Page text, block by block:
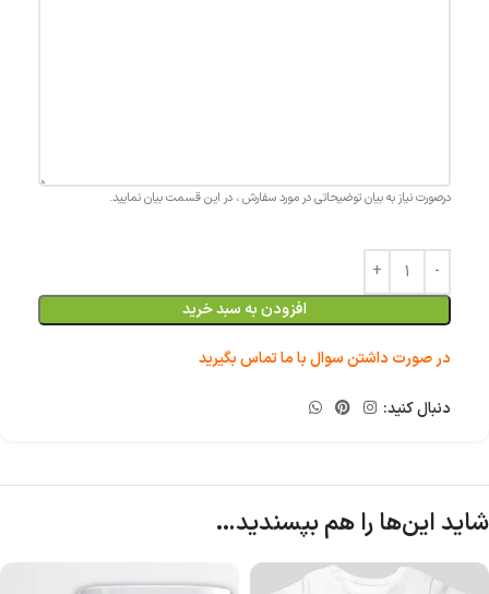
درصورت نیاز به بیان توضیحاتی در مورد سفارش ، در این قسمت بیان نمایید.
افزودن به سبد خرید
در صورت داشتن سوال با ما تماس بگیرید
دنبال کنید:
شاید این‌ها را هم بپسندید…